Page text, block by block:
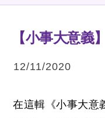
【小事大意義
12/11/2020
在這輯《小事大意